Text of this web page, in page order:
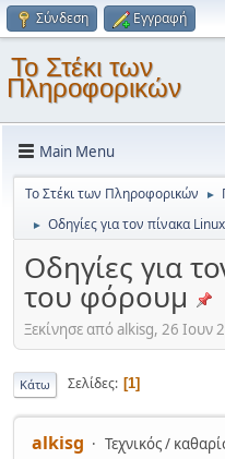
Σύνδεση Εγγραφή
Το Στέκι των
Πληροφορικών
Main Menu
Το Στέκι των Πληροφορικών ►
► Οδηγίες για τον πίνακα
Οδηγίες για
του φόρουμ
Ξεκίνησε από alkisg, 26
Κάτω Σελίδες 1
alkisg Τεχνικός /